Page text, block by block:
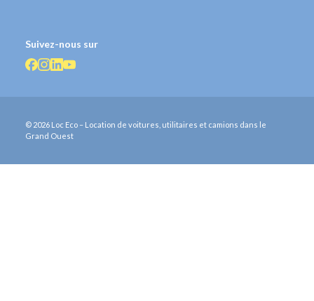
Suivez-nous sur
© 2026 Loc Eco – Location de voitures, utilitaires et camions dans le
Grand Ouest